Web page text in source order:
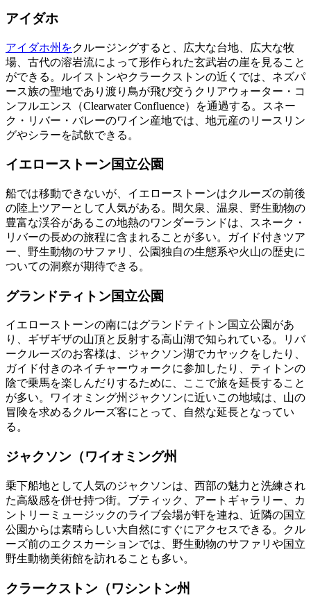
アイダホ
アイダホ州をクルージングすると、広大な台地、広大な牧
場、古代の溶岩流によって形作られた玄武岩の崖を見ること
ができる。ルイストンやクラークストンの近くでは、ネズパ
ース族の聖地であり渡り鳥が飛び交うクリアウォーター・コ
ンフルエンス（Clearwater Confluence）を通過する。スネー
ク・リバー・バレーのワイン産地では、地元産のリースリン
グやシラーを試飲できる。
イエローストーン国立公園
船では移動できないが、イエローストーンはクルーズの前後
の陸上ツアーとして人気がある。間欠泉、温泉、野生動物の
豊富な渓谷があるこの地熱のワンダーランドは、スネーク・
リバーの長めの旅程に含まれることが多い。ガイド付きツア
ー、野生動物のサファリ、公園独自の生態系や火山の歴史に
ついての洞察が期待できる。
グランドティトン国立公園
イエローストーンの南にはグランドティトン国立公園があ
り、ギザギザの山頂と反射する高山湖で知られている。リバ
ークルーズのお客様は、ジャクソン湖でカヤックをしたり、
ガイド付きのネイチャーウォークに参加したり、ティトンの
陰で乗馬を楽しんだりするために、ここで旅を延長すること
が多い。ワイオミング州ジャクソンに近いこの地域は、山の
冒険を求めるクルーズ客にとって、自然な延長となってい
る。
ジャクソン（ワイオミング州
乗下船地として人気のジャクソンは、西部の魅力と洗練され
た高級感を併せ持つ街。ブティック、アートギャラリー、カ
ントリーミュージックのライブ会場が軒を連ね、近隣の国立
公園からは素晴らしい大自然にすぐにアクセスできる。クル
ーズ前のエクスカーションでは、野生動物のサファリや国立
野生動物美術館を訪れることも多い。
クラークストン（ワシントン州